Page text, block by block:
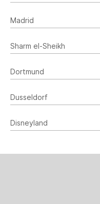
Madrid
Sharm el-Sheikh
Dortmund
Dusseldorf
Disneyland